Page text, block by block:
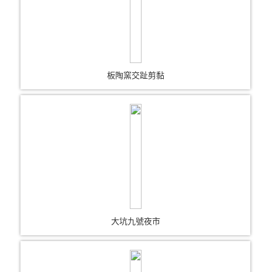
板陶窯交趾剪黏
大坑九號夜市